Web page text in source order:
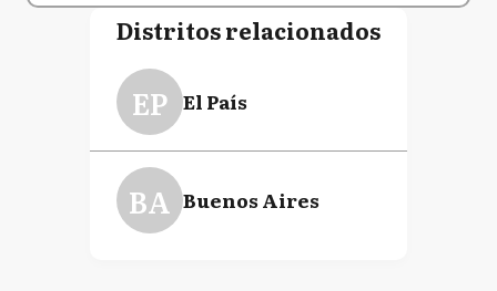
Distritos relacionados
EP El País
BA Buenos Aires